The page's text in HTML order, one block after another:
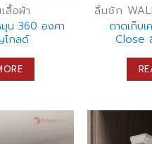
สื้อผ้า
มุน 360 องศา
โกลด์
ถาดเก็บ
Close